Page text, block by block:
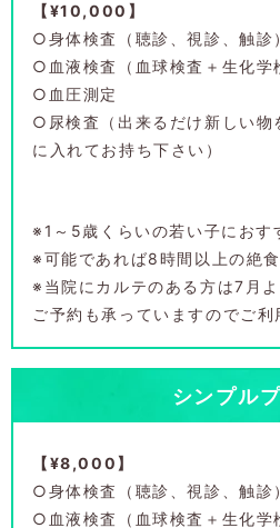
【¥10,000】
○身体検査（聴診、視診、触診
○血液検査（血球検査＋生化学
○血圧測定
○尿検査（出来るだけ新しい物
に入れてお持ち下さい）
※1～5歳くらいの若い子におす
※可能であれば8時間以上の絶食
※当院にカルテのある方は7月
ご予約も承っていますのでご利
シンプル
【¥8,000】
○身体検査（聴診、視診、触診
○血液検査（血球検査＋生化学